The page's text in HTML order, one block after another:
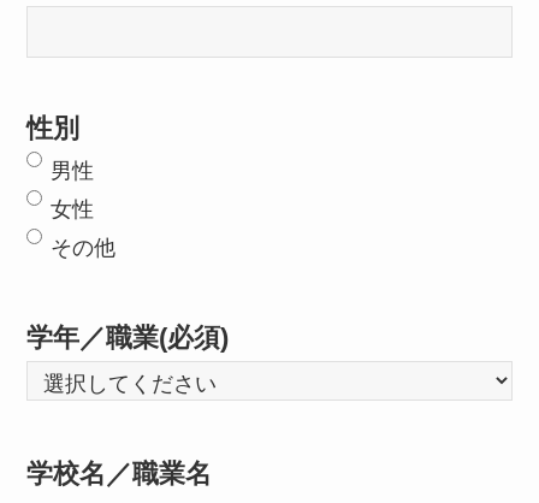
性別
男性
女性
その他
学年／職業(必須)
学校名／職業名